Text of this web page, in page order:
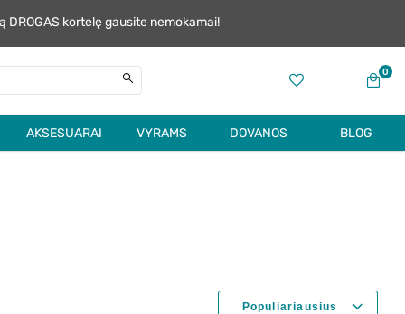
kortelę gausite nemokamai!
0
AKSESUARAI VYRAMS DOVANOS BLOG